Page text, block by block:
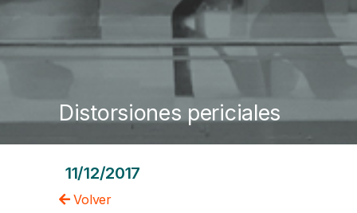
Distorsiones periciales
11/12/2017
Volver